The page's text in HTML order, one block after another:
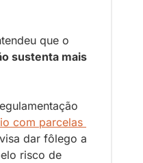
que o
sustenta mais
com parcelas
visa dar fôlego a
risco de